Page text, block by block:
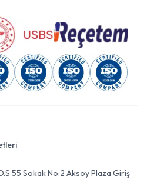
55 Sokak No:2 Aksoy Plaza Giriş